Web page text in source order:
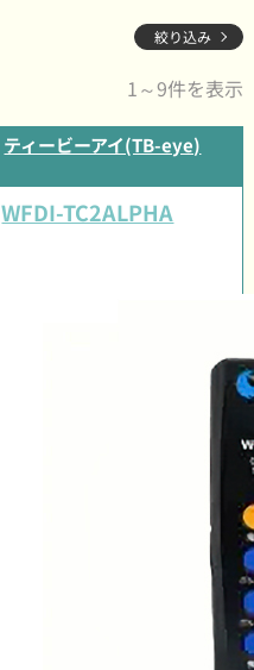
絞り込み
1～9件を表示
ティービーアイ(TB-eye)
WFDI-TC2ALPHA